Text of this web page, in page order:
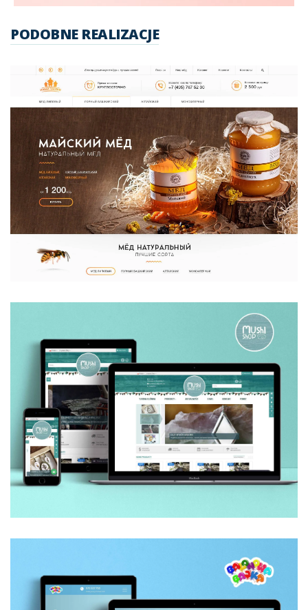
PODOBNE REALIZACJE